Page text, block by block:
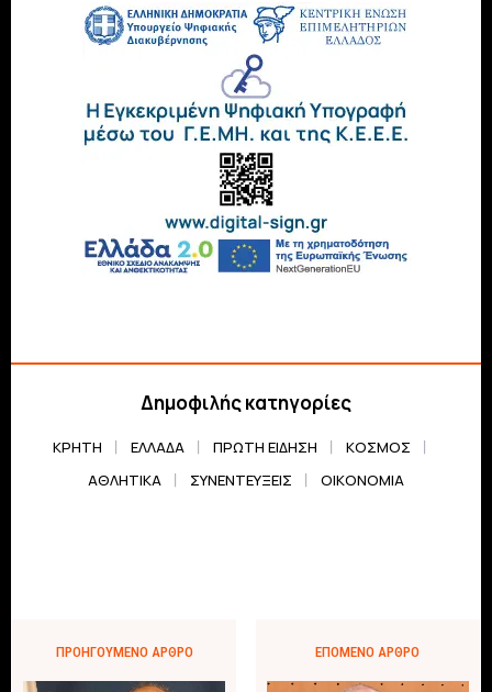
Δημοφιλής κατηγορίες
ΚΡΗΤΗ ΕΛΛΆΔΑ ΠΡΏΤΗ ΕΊΔΗΣΗ
ΚΌΣΜΟΣ
ΑΘΛΗΤΙΚΆ
ΣΥΝΕΝΤΕΎΞΕΙΣ ΟΙΚΟΝΟΜΊΑ
ΠΡΟΗΓΟΎΜΕΝΟ ΆΡΘΡΟ ΕΠΌΜΕΝΟ ΆΡΘΡΟ